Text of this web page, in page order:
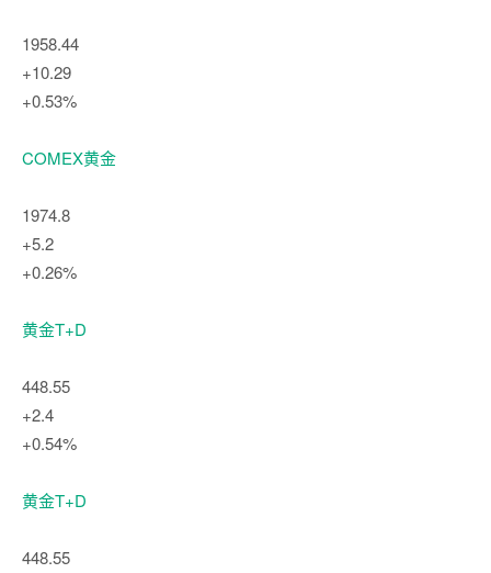
1958.44
+10.29
+0.53%
COMEX黄金
1974.8
+5.2
+0.26%
黄金T+D
448.55
+2.4
+0.54%
黄金T+D
448.55